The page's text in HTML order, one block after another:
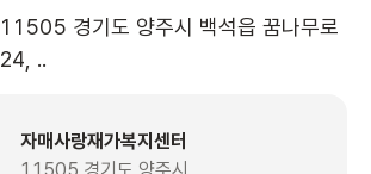
11505 경기도 양주시 백석읍 꿈나무로
24, ..
자매사랑재가복지센터